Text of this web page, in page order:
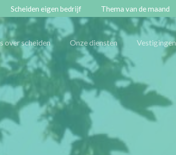
Scheiden eigen bedrijf Thema van de maand
over scheiden Onze diensten Vestigingen